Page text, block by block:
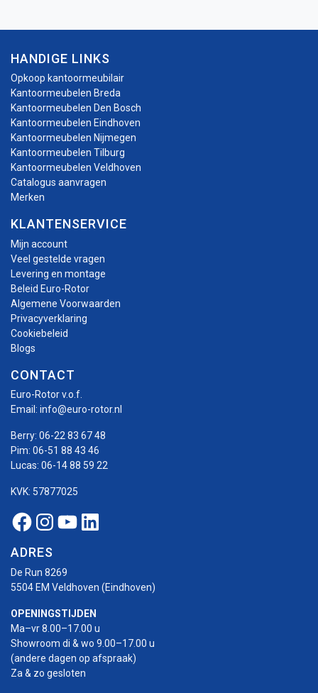
HANDIGE LINKS
Opkoop kantoormeubilair
Kantoormeubelen Breda
Kantoormeubelen Den Bosch
Kantoormeubelen Eindhoven
Kantoormeubelen Nijmegen
Kantoormeubelen Tilburg
Kantoormeubelen Veldhoven
Catalogus aanvragen
Merken
KLANTENSERVICE
Mijn account
Veel gestelde vragen
Levering en montage
Beleid Euro-Rotor
Algemene Voorwaarden
Privacyverklaring
Cookiebeleid
Blogs
CONTACT
Euro-Rotor v.o.f.
Email: info@euro-rotor.nl
Berry: 06-22 83 67 48
Pim: 06-51 88 43 46
Lucas: 06-14 88 59 22
KVK: 57877025
Facebook Euro-rotor
Instagram Euro-rotor
Youtube Euro-rotor
Linkedin Euro-rotor
ADRES
De Run 8269
5504 EM Veldhoven (Eindhoven)
OPENINGSTIJDEN
Ma–vr 8.00–17.00 u
Showroom di & wo 9.00–17.00 u
(andere dagen op afspraak)
Za & zo gesloten